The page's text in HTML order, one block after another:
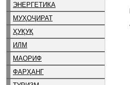
ЭНЕРГЕТИКА
МУҲОҶИРАТ
ҲУҚУҚ
ИЛМ
МАОРИФ
ФАРҲАНГ